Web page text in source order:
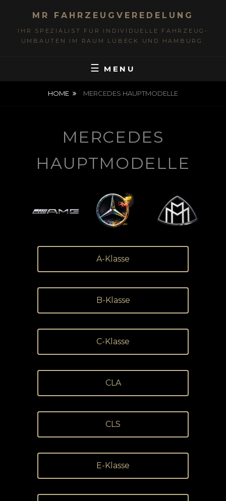
MR FAHRZEUGVEREDELUNG
IHR SPEZIALIST FÜR INDIVIDUELLE FAHRZEUG-
UMBAUTEN IM RAUM LÜBECK UND HAMBURG.
MENU
HOME MERCEDES HAUPTMODELLE
MERCEDES
HAUPTMODELLE
A-Klasse
B-Klasse
C-Klasse
CLA
CLS
E-Klasse